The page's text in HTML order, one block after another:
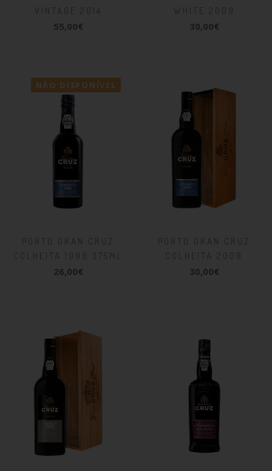
VINTAGE 2014
55,00€
WHITE 2009
30,00€
NÃO DISPONÍVEL
PORTO GRAN CRUZ
COLHEITA 1998 375ML
26,00€
PORTO GRAN CRUZ
COLHEITA 2008
30,00€